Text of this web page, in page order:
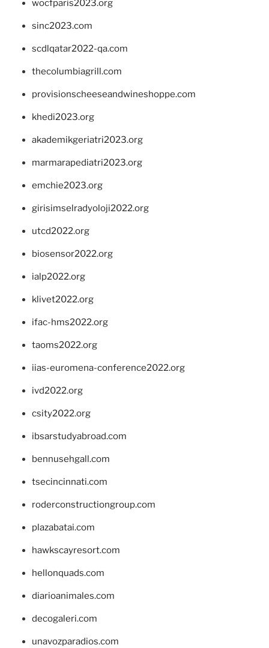
wocfparis2023.org
sinc2023.com
scdlqatar2022-qa.com
thecolumbiagrill.com
provisionscheeseandwineshoppe.com
khedi2023.org
akademikgeriatri2023.org
marmarapediatri2023.org
emchie2023.org
girisimselradyoloji2022.org
utcd2022.org
biosensor2022.org
ialp2022.org
klivet2022.org
ifac-hms2022.org
taoms2022.org
iias-euromena-conference2022.org
ivd2022.org
csity2022.org
ibsarstudyabroad.com
bennusehgall.com
tsecincinnati.com
roderconstructiongroup.com
plazabatai.com
hawkscayresort.com
hellonquads.com
diarioanimales.com
decogaleri.com
unavozparadios.com